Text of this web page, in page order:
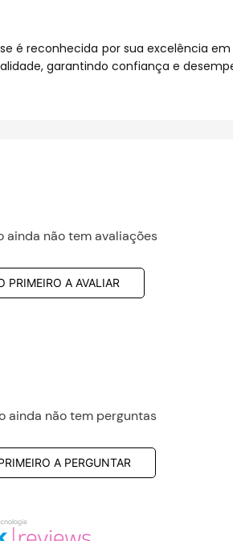
é reconhecida por sua excelência
garantindo confiança e
ainda não tem avaliações
PRIMEIRO A AVALIAR
ainda não tem perguntas
A PERGUNTAR